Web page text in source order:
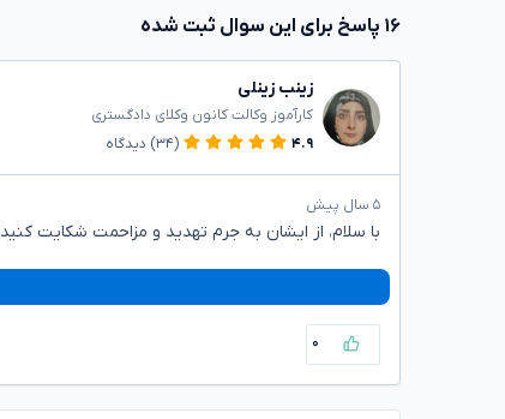
۱۶ پاسخ برای این سوال ثبت شده
زینب زینلی
کارآموز وکالت کانون وکلای دادگستری
۴.۹
(۳۴) دیدگاه
۵ سال پیش
با سلام، از ایشان به جرم تهدید و مزاحمت شکایت کنید
۰